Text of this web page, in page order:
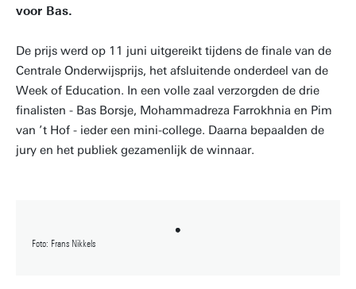
voor Bas.
De prijs werd op 11 juni uitgereikt tijdens de finale van de
Centrale Onderwijsprijs, het afsluitende onderdeel van de
Week of Education. In een volle zaal verzorgden de drie
finalisten - Bas Borsje, Mohammadreza Farrokhnia en Pim
van ’t Hof - ieder een mini-college. Daarna bepaalden de
jury en het publiek gezamenlijk de winnaar.
Foto: Frans Nikkels